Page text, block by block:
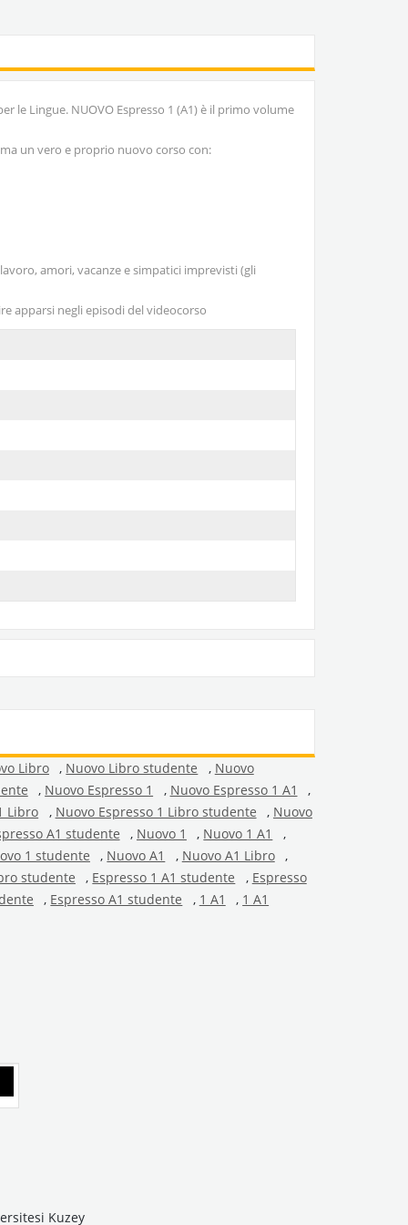
le Lingue. NUOVO Espresso 1 (A1) è il primo volume
un vero e proprio nuovo corso con:
amori, vacanze e simpatici imprevisti (gli
apparsi negli episodi del videocorso
Libro , Nuovo Libro studente , Nuovo
, Nuovo Espresso 1 , Nuovo Espresso 1 A1
,
Libro , Nuovo Espresso 1 Libro studente , Nuovo
A1 studente , Nuovo 1 , Nuovo 1 A1
,
1 studente , Nuovo A1 , Nuovo A1 Libro ,
studente , Espresso 1 A1 studente , Espresso
, Espresso A1 studente , 1 A1 , 1 A1
Kuzey